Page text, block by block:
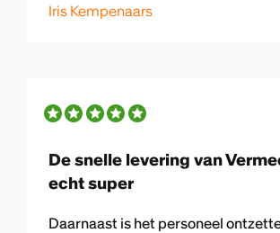
Iris Kempenaars
De snelle levering van
echt super
Daarnaast is het personeel